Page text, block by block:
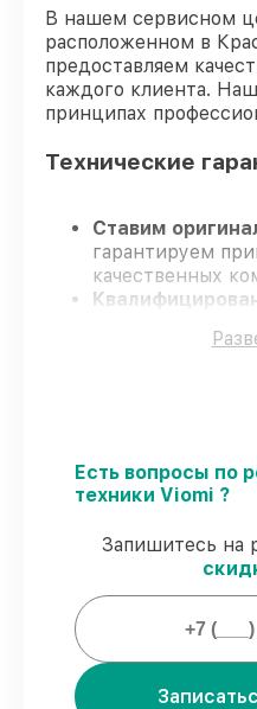
В нашем сервисном
расположенном в
предоставляем
каждого клиента.
принципах
Технические
Ставим
гарантируем
качественных
подтверждает
Поддержка
виды ремонта
Мы гарантируем:
присутствии
запчастей
Есть вопросы по
техники Viomi ?
Запишитесь на